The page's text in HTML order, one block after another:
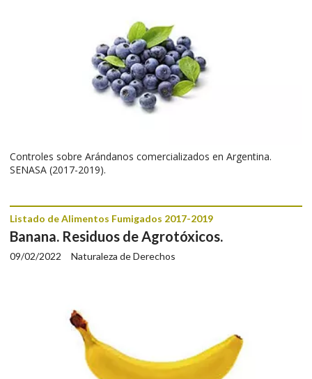
Controles sobre Arándanos comercializados en Argentina.
SENASA (2017-2019).
Banana. Residuos de Agrotóxicos.
Naturaleza de Derechos
Listado de Alimentos Fumigados 2017-2019
09/02/2022